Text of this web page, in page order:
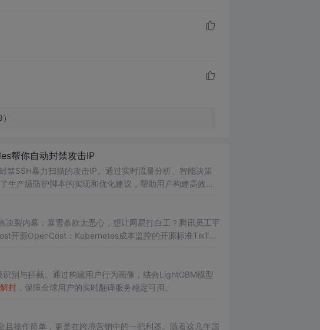
帮你自动封禁攻击IP
SSH暴力扫描的攻击IP。通过实时流量分析、智能决策
生产级防护脚本的实现和优化建议，帮助用户构建高效的
裂内幕：暴雪条款太恶心，想让网易打白工？腾讯员工平
开源OpenCost：Kubernetes成本监控的开源标准TikTok
消失双十一马斯克宣
别与拦截。通过构建用户行为画像，结合LightGBM模型
解封 ，保障全球用户的实时翻译服务稳定可用。
操作简单，更是在跨境营销中的一把利器。随着这几年国